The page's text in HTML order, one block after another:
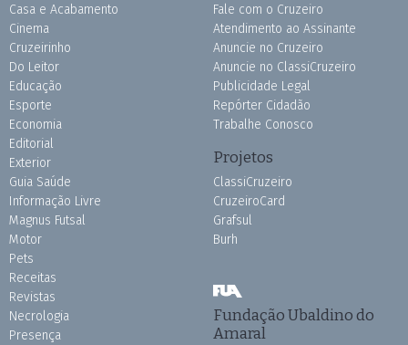
Casa e Acabamento
Cinema
Cruzeirinho
Do Leitor
Educação
Esporte
Economia
Editorial
Exterior
Guia Saúde
Informação Livre
Magnus Futsal
Motor
Pets
Receitas
Revistas
Necrologia
Presença
Fale com o Cruzeiro
Atendimento ao Assinante
Anuncie no Cruzeiro
Anuncie no ClassiCruzeiro
Publicidade Legal
Repórter Cidadão
Trabalhe Conosco
Projetos
ClassiCruzeiro
CruzeiroCard
Grafsul
Burh
Fundação Ubaldino do
Amaral